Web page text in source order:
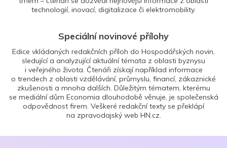
technologií, inovací, digitalizace či elektromobility.
Speciální novinové přílohy
Edice vkládaných redakčních příloh do Hospodářských novin,
sledující a analyzující aktuální témata z oblasti byznysu
i veřejného života. Čtenáři získají například informace
o trendech z oblasti vzdělávání, průmyslu, financí, zákaznické
zkušenosti a mnoha dalších. Důležitým tématem, kterému
se mediální dům Economia dlouhodobě věnuje, je společenská
odpovědnost firem. Veškeré redakční texty se překlápí
na zpravodajský web HN.cz.